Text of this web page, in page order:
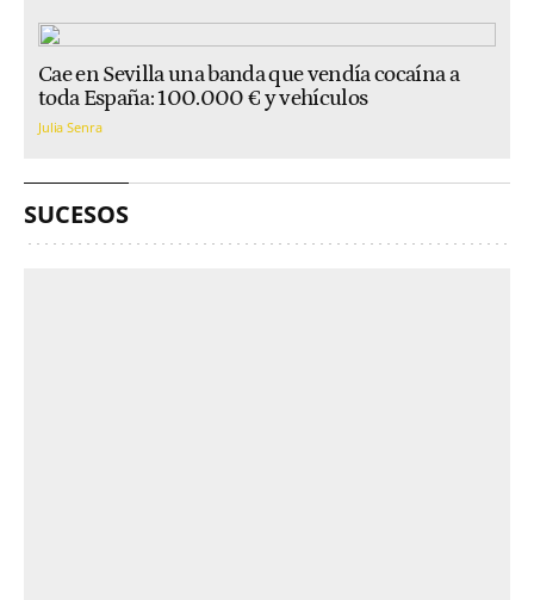
Cae en Sevilla una banda que vendía cocaína a
toda España: 100.000 € y vehículos
Julia Senra
SUCESOS